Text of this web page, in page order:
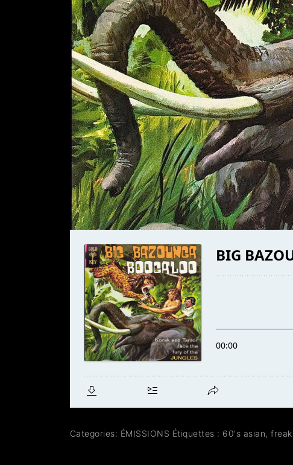
Categories: ÉMISSIONS Étiquettes : 60's asian,